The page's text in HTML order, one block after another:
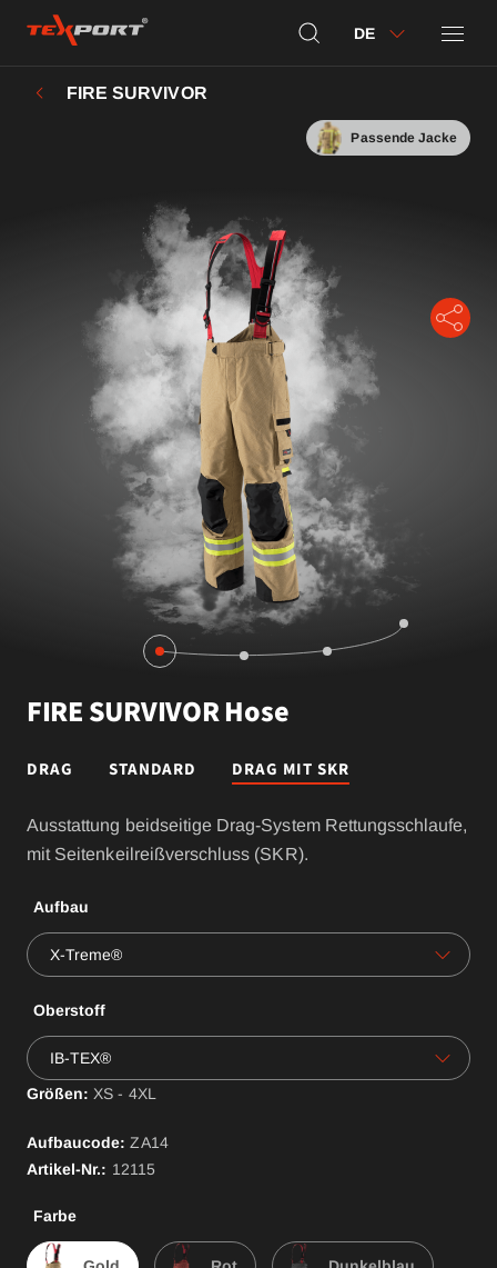
DE
FIRE SURVIVOR
Passende Jacke
FIRE SURVIVOR Hose
DRAG STANDARD DRAG MIT SKR
Ausstattung beidseitige Drag-System Rettungsschlaufe,
mit Seitenkeilreißverschluss (SKR).
X-Treme®
Aufbau
IB-TEX®
Oberstoff
Größen:XS - 4XL
Aufbaucode: ZA14
Artikel-Nr.: 12115
Farbe